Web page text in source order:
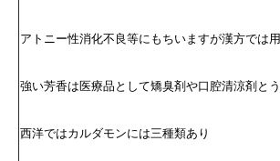
アトニー性消化不良等にもちいますが漢方では用
強い芳香は医療品として矯臭剤や口腔清涼剤と
西洋ではカルダモンには三種類あり